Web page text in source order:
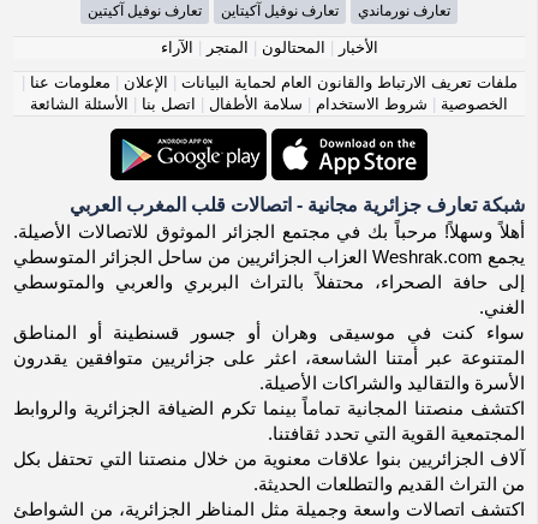
تعارف نورماندي تعارف نوفيل آكيتاين تعارف نوفيل آكيتين
الأخبار | المحتالون | المتجر | الآراء
ملفات تعريف الارتباط والقانون العام لحماية البيانات | الإعلان | معلومات عنا |
الخصوصية | شروط الاستخدام | سلامة الأطفال | اتصل بنا | الأسئلة الشائعة
شبكة تعارف جزائرية مجانية - اتصالات قلب المغرب العربي
أهلاً وسهلاً! مرحباً بك في مجتمع الجزائر الموثوق للاتصالات الأصيلة.
يجمع Weshrak.com العزاب الجزائريين من ساحل الجزائر المتوسطي
إلى حافة الصحراء، محتفلاً بالتراث البربري والعربي والمتوسطي
الغني.
سواء كنت في موسيقى وهران أو جسور قسنطينة أو المناطق
المتنوعة عبر أمتنا الشاسعة، اعثر على جزائريين متوافقين يقدرون
الأسرة والتقاليد والشراكات الأصيلة.
اكتشف منصتنا المجانية تماماً بينما تكرم الضيافة الجزائرية والروابط
المجتمعية القوية التي تحدد ثقافتنا.
آلاف الجزائريين بنوا علاقات معنوية من خلال منصتنا التي تحتفل بكل
من التراث القديم والتطلعات الحديثة.
اكتشف اتصالات واسعة وجميلة مثل المناظر الجزائرية، من الشواطئ